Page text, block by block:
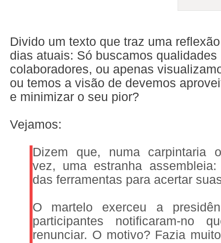
Divido um texto que traz uma
dias atuais: Só buscamos qualidades
colaboradores, ou apenas
ou temos a visão de devemos
e minimizar o seu pior?
Vejamos:
Dizem que, numa carpintaria
vez, uma estranha
das ferramentas para acertar
O martelo exerceu a
participantes notificaram-no
renunciar. O motivo? Fazia